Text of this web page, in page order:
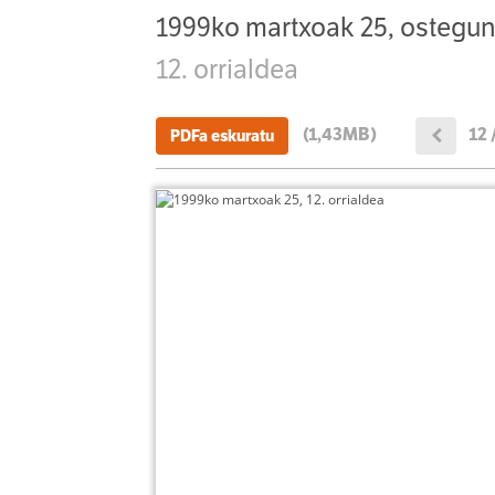
1999ko martxoak 25,
12. orrialdea
PDFa eskuratu (1,43MB) 12